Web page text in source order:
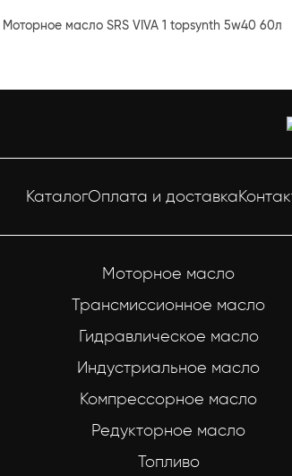
Моторное масло SRS VIVA 1 topsynth 5w40 60л
КаталогОплата и доставка
Моторное масло
Трансмиссионное масло
Гидравлическое масло
Индустриальное масло
Компрессорное масло
Редукторное масло
Топливо